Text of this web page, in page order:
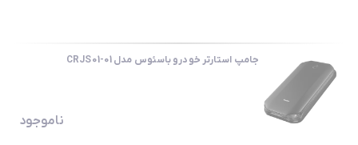
جامپ استارتر خودرو باسئوس مدل CRJS01-01
ناموجود